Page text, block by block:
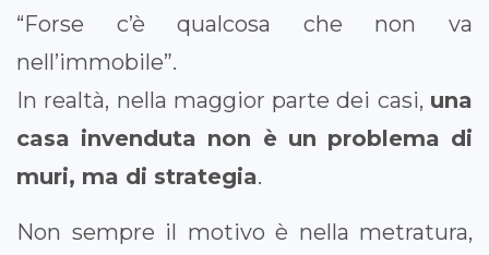
“Forse c’è qualcosa che non va
nell’immobile”.
In realtà, nella maggior parte dei casi, una
casa invenduta non è un problema di
muri, ma di strategia.
Non sempre il motivo è nella metratura,